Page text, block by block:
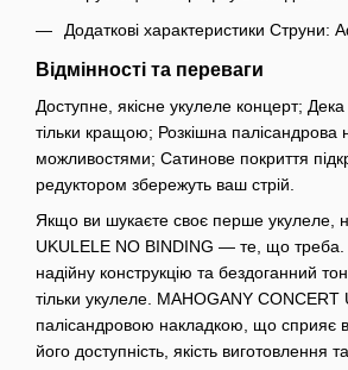
Додаткові характеристики Струни:
Відмінності та переваги
Доступне, якісне укулеле концерт;
тільки кращою; Розкішна палісандрова
можливостями; Сатинове покриття
редуктором збережуть ваш стрій.
Якщо ви шукаєте своє перше укулеле,
UKULELE NO BINDING — те, що треба.
надійну конструкцію та бездоганний
тільки укулеле. MAHOGANY
палісандровою накладкою, що сприяє
його доступність, якість виготовлення